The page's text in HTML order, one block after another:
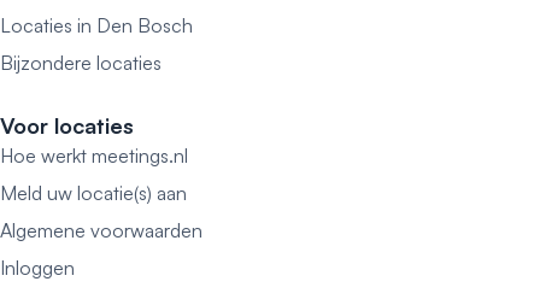
Locaties in Den Bosch
Bijzondere locaties
Voor locaties
Hoe werkt meetings.nl
Meld uw locatie(s) aan
Algemene voorwaarden
Inloggen